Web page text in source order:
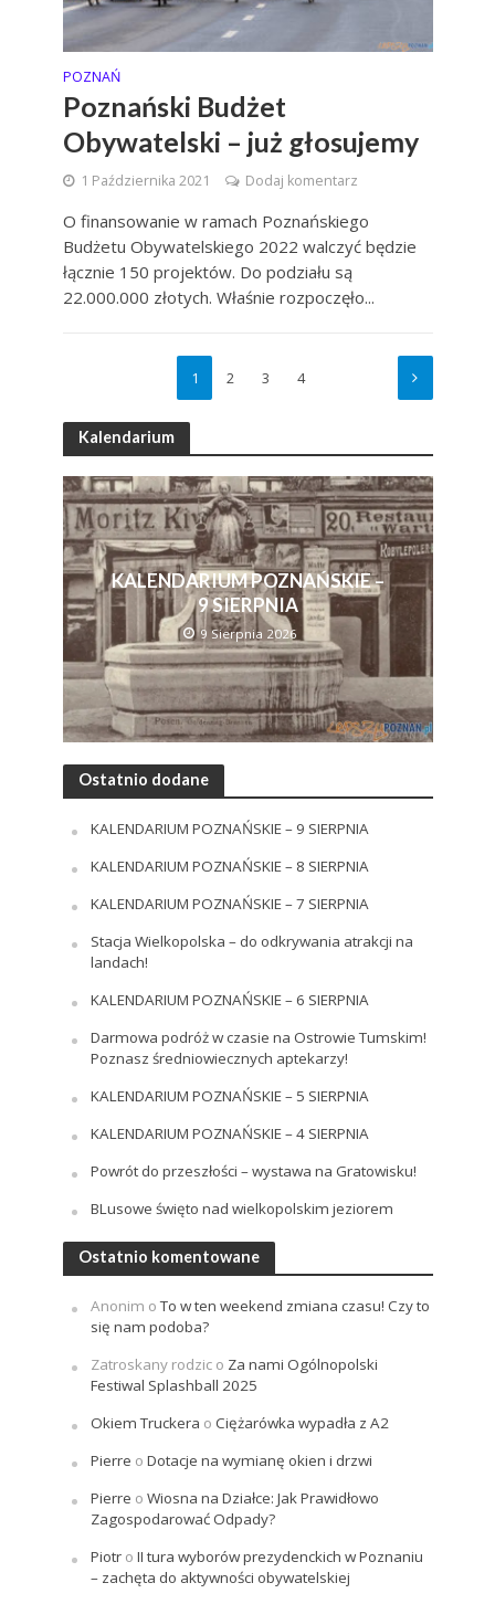
POZNAŃ
Poznański Budżet
Obywatelski – już głosujemy
1 Października 2021 Dodaj komentarz
O finansowanie w ramach Poznańskiego
Budżetu Obywatelskiego 2022 walczyć będzie
łącznie 150 projektów. Do podziału są
22.000.000 złotych. Właśnie rozpoczęło...
1 2 3 4
Kalendarium
KALENDARIUM POZNAŃSKIE –
9 SIERPNIA
9 Sierpnia 2026
Ostatnio dodane
KALENDARIUM POZNAŃSKIE – 9 SIERPNIA
KALENDARIUM POZNAŃSKIE – 8 SIERPNIA
KALENDARIUM POZNAŃSKIE – 7 SIERPNIA
Stacja Wielkopolska – do odkrywania atrakcji na
landach!
KALENDARIUM POZNAŃSKIE – 6 SIERPNIA
Darmowa podróż w czasie na Ostrowie Tumskim!
Poznasz średniowiecznych aptekarzy!
KALENDARIUM POZNAŃSKIE – 5 SIERPNIA
KALENDARIUM POZNAŃSKIE – 4 SIERPNIA
Powrót do przeszłości – wystawa na Gratowisku!
BLusowe święto nad wielkopolskim jeziorem
Ostatnio komentowane
Anonim oTo w ten weekend zmiana czasu! Czy to
się nam podoba?
Zatroskany rodzico Za nami Ogólnopolski
Festiwal Splashball 2025
Okiem Truckera o Ciężarówka wypadła z A2
Pierre o Dotacje na wymianę okien i drzwi
Pierre o Wiosna na Działce: Jak Prawidłowo
Zagospodarować Odpady?
Piotro II tura wyborów prezydenckich w Poznaniu
– zachęta do aktywności obywatelskiej